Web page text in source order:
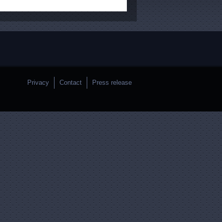
Privacy Contact Press release